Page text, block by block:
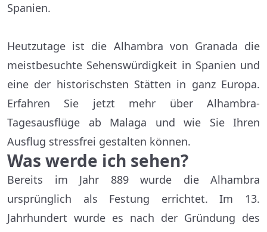
Spanien.
Heutzutage ist die Alhambra von Granada die
meistbesuchte Sehenswürdigkeit in Spanien und
eine der historischsten Stätten in ganz Europa.
Erfahren Sie jetzt mehr über Alhambra-
Tagesausflüge ab Malaga und wie Sie Ihren
Ausflug stressfrei gestalten können.
Was werde ich sehen?
Bereits im Jahr 889 wurde die Alhambra
ursprünglich als Festung errichtet. Im 13.
Jahrhundert wurde es nach der Gründung des